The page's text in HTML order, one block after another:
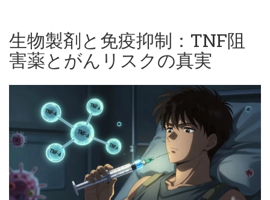
生物製剤と免疫抑制：TNF阻
害薬とがんリスクの真実